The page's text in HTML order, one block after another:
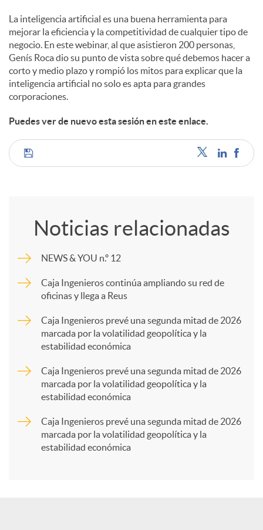
La inteligencia artificial es una buena herramienta para
mejorar la eficiencia y la competitividad de cualquier tipo de
negocio. En este webinar, al que asistieron 200 personas,
Genís Roca dio su punto de vista sobre qué debemos hacer a
corto y medio plazo y rompió los mitos para explicar que la
inteligencia artificial no solo es apta para grandes
corporaciones.
Puedes ver de nuevo esta sesión en este enlace.
C
p
a
Noticias relacionadas
NEWS & YOU n.º 12
Caja Ingenieros continúa ampliando su red de
oficinas y llega a Reus
Caja Ingenieros prevé una segunda mitad de 2026
marcada por la volatilidad geopolítica y la
estabilidad económica
Caja Ingenieros prevé una segunda mitad de 2026
marcada por la volatilidad geopolítica y la
estabilidad económica
Caja Ingenieros prevé una segunda mitad de 2026
marcada por la volatilidad geopolítica y la
estabilidad económica